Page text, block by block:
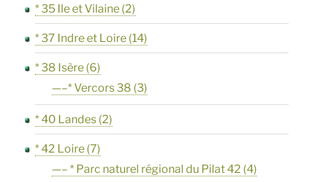
* 35 Ile et Vilaine (2)
* 37 Indre et Loire (14)
* 38 Isère (6)
—–* Vercors 38 (3)
* 40 Landes (2)
* 42 Loire (7)
—– * Parc naturel régional du Pilat 42 (4)